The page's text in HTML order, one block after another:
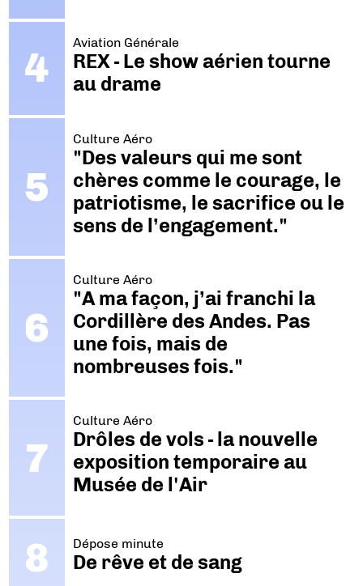
Aviation Générale
REX - Le show aérien tourne
au drame
Culture Aéro
"Des valeurs qui me sont
chères comme le courage, le
patriotisme, le sacrifice ou le
sens de l’engagement."
Culture Aéro
"A ma façon, j’ai franchi la
Cordillère des Andes. Pas
une fois, mais de
nombreuses fois."
Culture Aéro
Drôles de vols - la nouvelle
exposition temporaire au
Musée de l'Air
Dépose minute
De rêve et de sang